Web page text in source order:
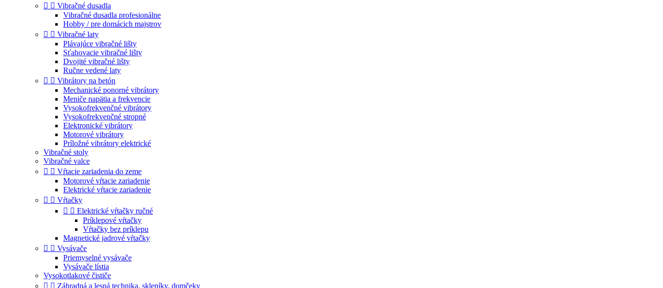
  Vibračné dusadla
Vibračné dusadla profesionálne
Hobby / pre domácich majstrov
  Vibračné laty
Plávajúce vibračné lišty
Sťahovacie vibračné lišty
Dvojité vibračné lišty
Ručne vedené laty
  Vibrátory na betón
Mechanické ponorné vibrátory
Meniče napätia a frekvencie
Vysokofrekvenčné vibrátory
Vysokofrekvenčné stropné
Elektronické vibrátory
Motorové vibrátory
Príložné vibrátory elektrické
Vibračné stoly
Vibračné valce
  Vŕtacie zariadenia do zeme
Motorové vŕtacie zariadenie
Elektrické vŕtacie zariadenie
  Vŕtačky
  Elektrické vŕtačky ručné
Príklepové vŕtačky
Vŕtačky bez príklepu
Magnetické jadrové vŕtačky
  Vysávače
Priemyselné vysávače
Vysávače lístia
Vysokotlakové čističe
  Záhradná a lesná technika, skleníky, domčeky